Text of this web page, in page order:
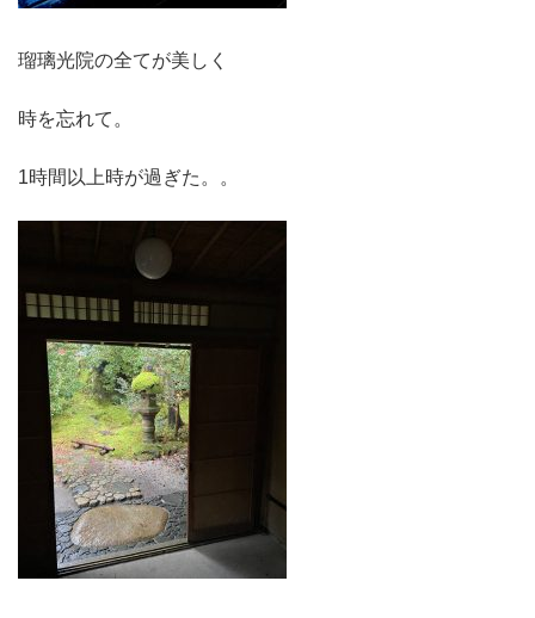
瑠璃光院の全てが美しく
時を忘れて。
1時間以上時が過ぎた。。